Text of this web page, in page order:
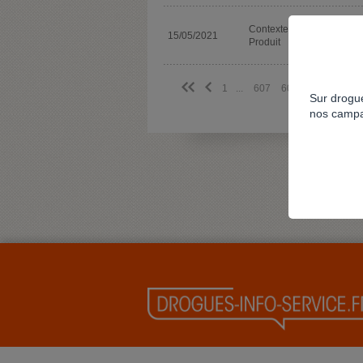
15/05/2021
Contexte spécifique
Produit
<< < 1 607 608
Sur
nos